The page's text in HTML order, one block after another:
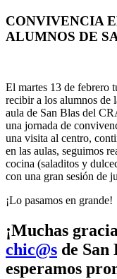
CONVIVENCIA
ALUMNOS DE
El martes 13 de febrero
recibir a los alumnos de
aula de San Blas del
una jornada de
una visita al centro,
en las aulas, seguimos
cocina (saladitos y
con una gran sesión de
¡Lo pasamos en grande!
¡Muchas
chic@s de San
esperamos